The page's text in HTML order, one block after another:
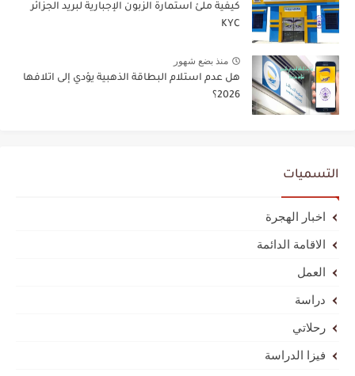
كيفية ملئ استمارة الزبون الإجبارية لبريد الجزائر
KYC
منذ بضع شهور
هل عدم استلام البطاقة الذهبية يؤدي إلى اتلافها
2026؟
التسميات
اخبار الهجرة
الاقامة الدائمة
العمل
دراسة
رحلاتي
فيزا الدراسة